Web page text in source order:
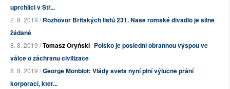
uprchlíci v Stř...
2. 8. 2019 /Rozhovor Britských listů 231. Naše romské divadlo je silně
žádané
8. 8. 2019 /Tomasz Oryński Polsko je poslední obrannou výspou ve
válce o záchranu civilizace
8. 8. 2019 /George Monbiot: Vlády světa nyní plní výlučně přání
korporací, kter...